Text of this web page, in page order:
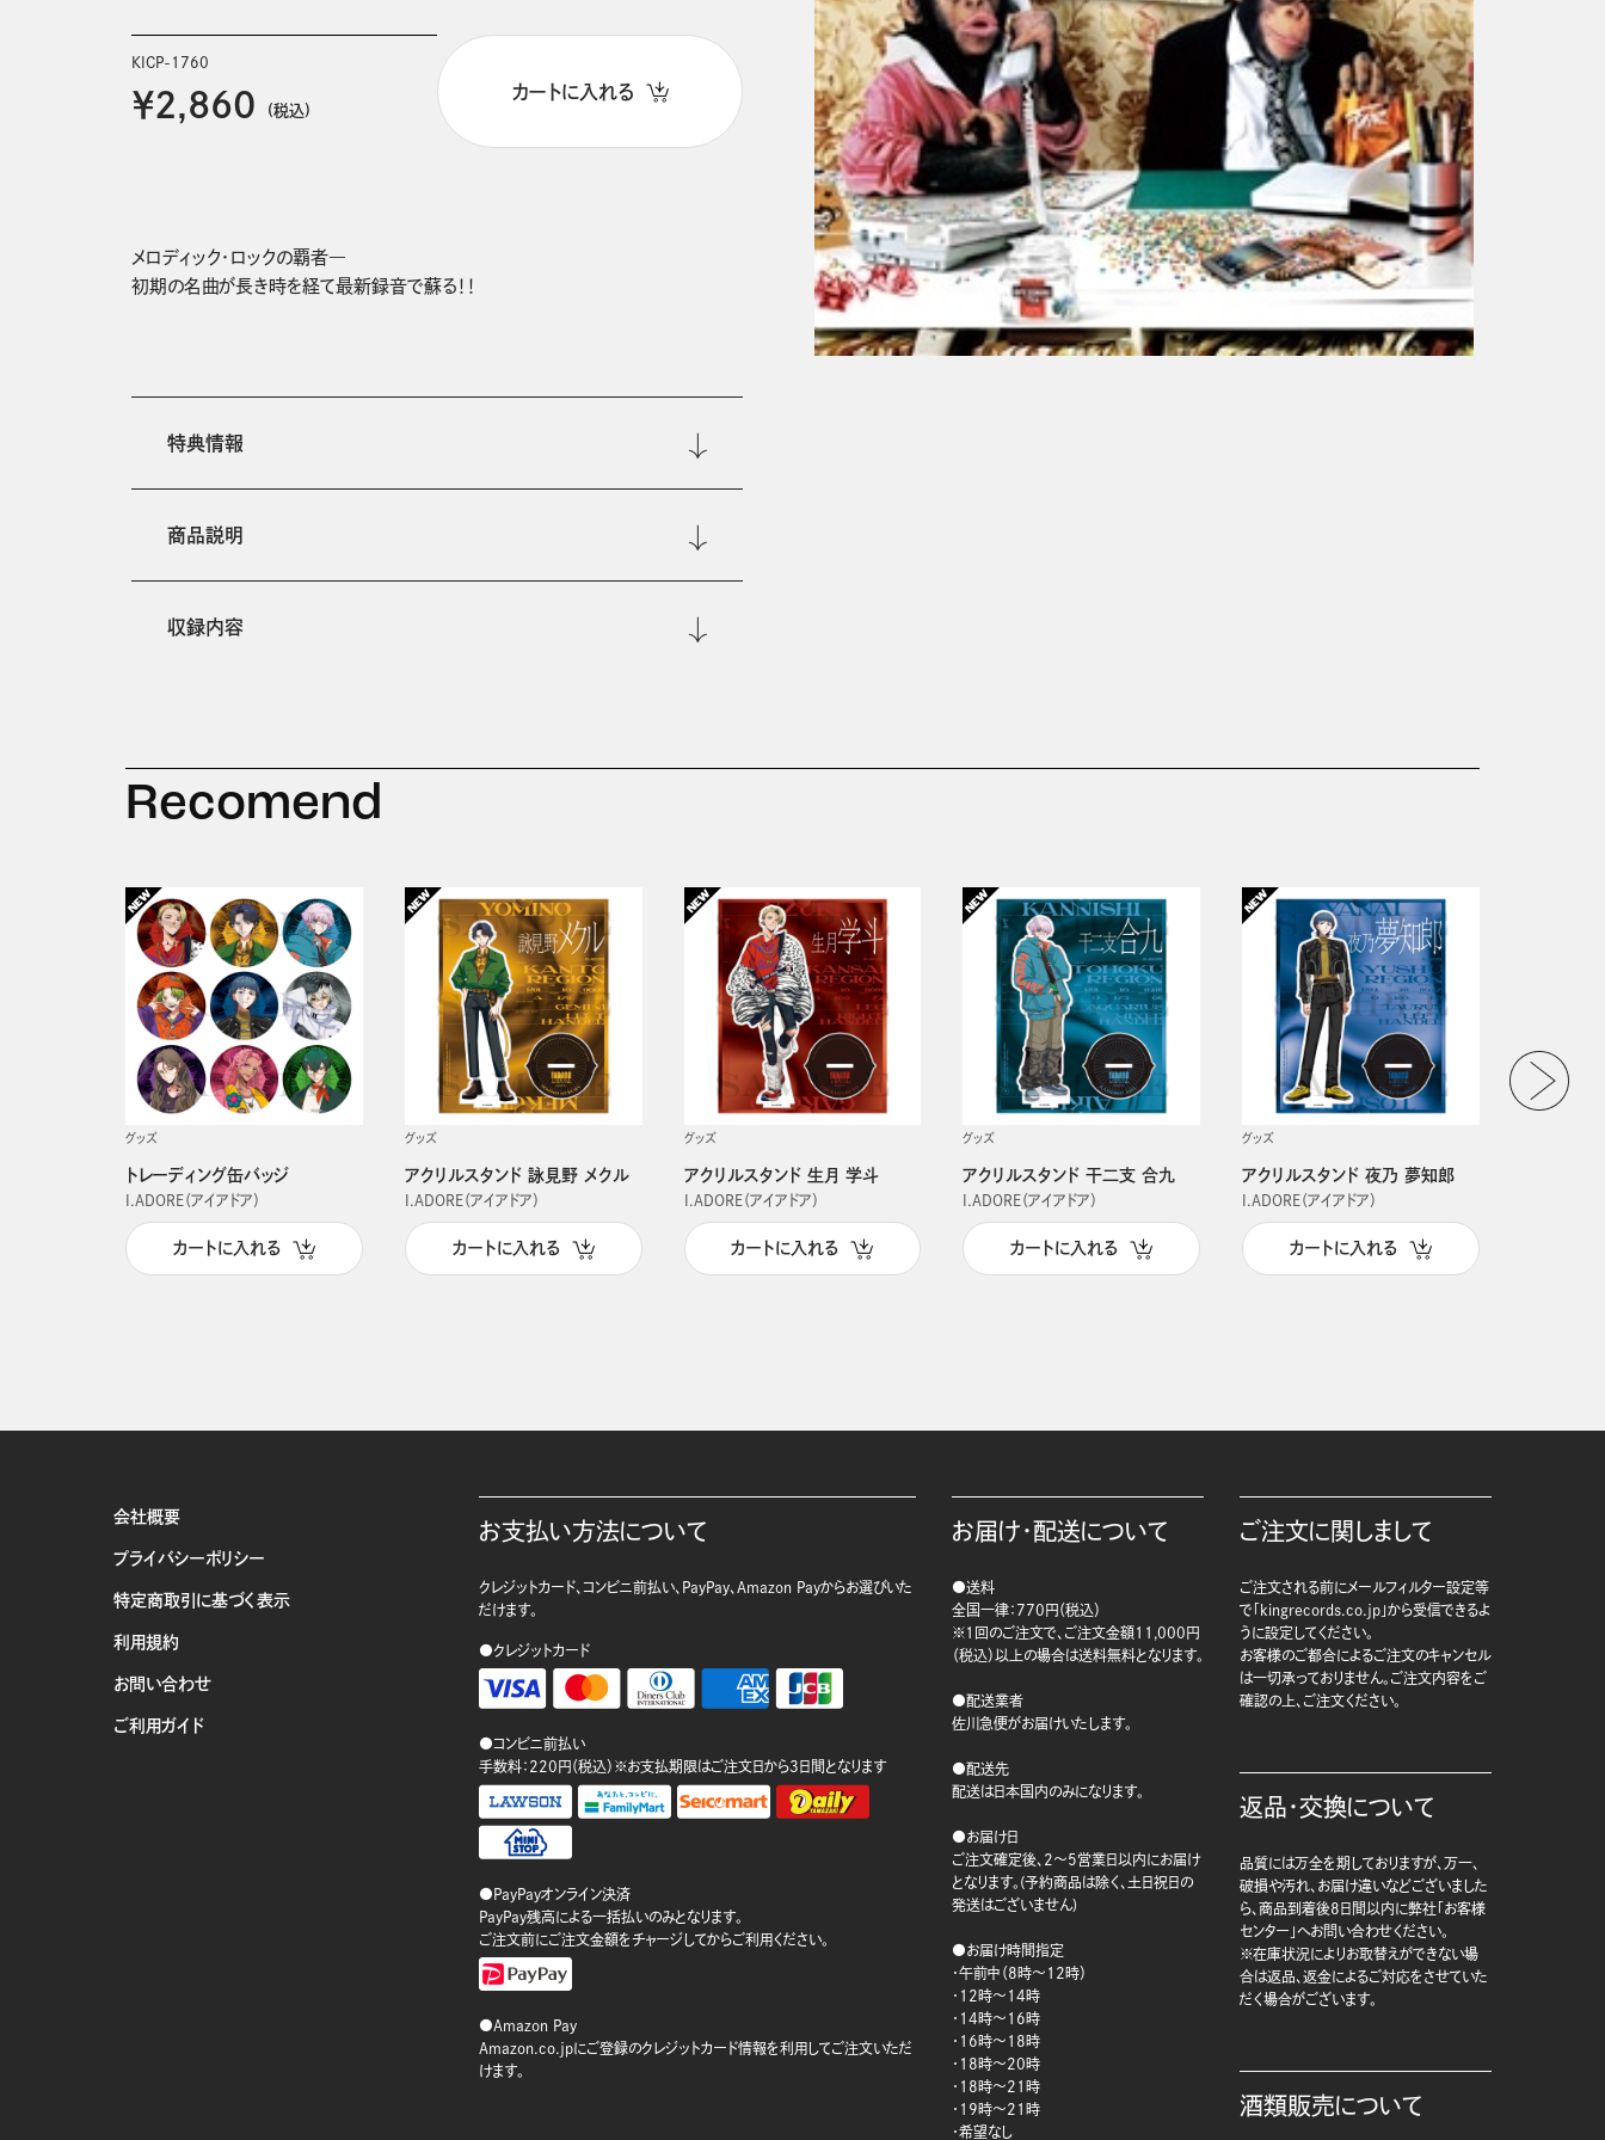
KICP-1760
￥2,860 (税込)
カートに入れる
メロディック・ロックの覇者―
初期の名曲が長き時を経て最新録音で蘇る！！
特典情報
商品説明
収録内容
Recomend
グッズ
トレーディング缶バッジ
I.ADORE（アイアドア）
カートに入れる
グッズ
アクリルスタンド 詠見野 メクル
I.ADORE（アイアドア）
カートに入れる
グッズ
アクリルスタンド 生月 学斗
I.ADORE（アイアドア）
カートに入れる
グッズ
アクリルスタンド 干二支 合九
I.ADORE（アイアドア）
カートに入れる
グッズ
アクリルスタンド 夜乃 夢知郎
I.ADORE（アイアドア）
カートに入れる
会社概要
プライバシーポリシー
特定商取引に基づく表示
利用規約
お問い合わせ
ご利用ガイド
お支払い方法について
クレジットカード、コンビニ前払い、PayPay、Amazon Payからお選びいた
だけます。
●クレジットカード
●コンビニ前払い
手数料：220円（税込）※お支払期限はご注文日から3日間となります
●PayPayオンライン決済
PayPay残高による一括払いのみとなります。
ご注文前にご注文金額をチャージしてからご利用ください。
●Amazon Pay
Amazon.co.jpにご登録のクレジットカード情報を利用してご注文いただ
けます。
お届け・配送について
●送料
全国一律：770円（税込）
※1回のご注文で、ご注文金額11,000円
（税込）以上の場合は送料無料となります。
●配送業者
佐川急便がお届けいたします。
●配送先
配送は日本国内のみになります。
●お届け日
ご注文確定後、2～5営業日以内にお届け
となります。(予約商品は除く、土日祝日の
発送はございません)
●お届け時間指定
・午前中（8時～12時）
・12時～14時
・14時～16時
・16時～18時
・18時～20時
・18時～21時
・19時～21時
・希望なし
ご注文に関しまして
ご注文される前にメールフィルター設定等
で「kingrecords.co.jp」から受信できるよ
うに設定してください。
お客様のご都合によるご注文のキャンセル
は一切承っておりません。ご注文内容をご
確認の上、ご注文ください。
返品・交換について
品質には万全を期しておりますが、万一、
破損や汚れ、お届け違いなどございました
ら、商品到着後8日間以内に弊社「お客様
センター」へお問い合わせください。
※在庫状況によりお取替えができない場
合は返品、返金によるご対応をさせていた
だく場合がございます。
酒類販売について